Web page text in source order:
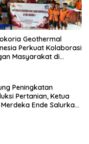
Geothermal
Perkuat Kolaborasi
Masyarakat di
Peningkatan
Pertanian, Ketua
Ende Salurkan